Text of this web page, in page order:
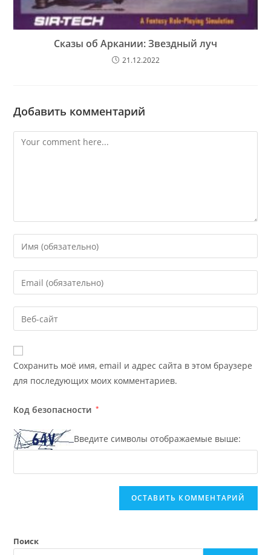
Сказы об Аркании: Звездный луч
21.12.2022
Добавить комментарий
Сохранить моё имя, email и адрес сайта в этом браузере
для последующих моих комментариев.
Код безопасности *
Введите символы отображаемые выше:
e
Поиск